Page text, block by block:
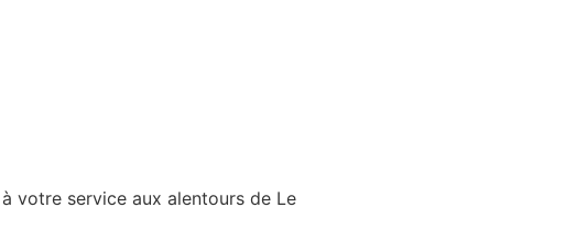
votre service aux alentours de Le